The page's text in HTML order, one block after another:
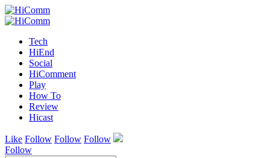
Tech
HiEnd
Social
HiComment
Play
How To
Review
Hicast
Like Follow Follow Follow
Follow